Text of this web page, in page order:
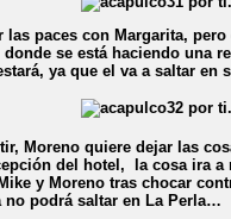
las paces con Margarita,
se está haciendo una
ya que el va a saltar en
Moreno quiere dejar las
del hotel,
la cosa ira a
y Moreno tras chocar
no podrá saltar en La Perla…